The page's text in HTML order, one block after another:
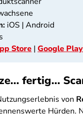
iOS | Android
Store | Google
fertig...
von
Hürden.